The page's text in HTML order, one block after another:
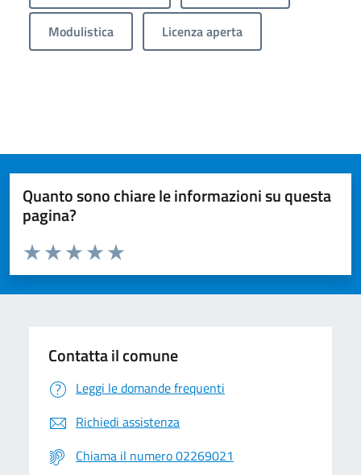
Modulistica Licenza aperta
Quanto sono chiare le informazioni su questa
pagina?
Valuta da 1 a 5 stelle la pagina
Valuta 5 stelle su 5
Valuta 4 stelle su 5
Valuta 3 stelle su 5
Valuta 2 stelle su 5
Valuta 1 stelle su 5
Contatta il comune
Leggi le domande frequenti
Richiedi assistenza
Chiama il numero 02269021